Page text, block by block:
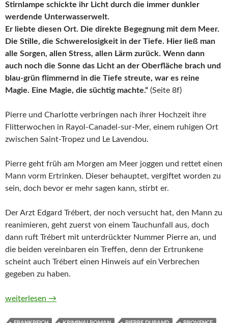
Stirnlampe schickte ihr Licht durch die immer dunkler
werdende Unterwasserwelt.
Er liebte diesen Ort. Die direkte Begegnung mit dem Meer.
Die Stille, die Schwerelosigkeit in der Tiefe. Hier ließ man
alle Sorgen, allen Stress, allen Lärm zurück. Wenn dann
auch noch die Sonne das Licht an der Oberfläche brach und
blau-grün flimmernd in die Tiefe streute, war es reine
Magie. Eine Magie, die süchtig machte.“ (Seite 8f)
Pierre und Charlotte verbringen nach ihrer Hochzeit ihre
Flitterwochen in Rayol-Canadel-sur-Mer, einem ruhigen Ort
zwischen Saint-Tropez und Le Lavendou.
Pierre geht früh am Morgen am Meer joggen und rettet einen
Mann vorm Ertrinken. Dieser behauptet, vergiftet worden zu
sein, doch bevor er mehr sagen kann, stirbt er.
Der Arzt Edgard Trébert, der noch versucht hat, den Mann zu
reanimieren, geht zuerst von einem Tauchunfall aus, doch
dann ruft Trébert mit unterdrückter Nummer Pierre an, und
die beiden vereinbaren ein Treffen, denn der Ertrunkene
scheint auch Trébert einen Hinweis auf ein Verbrechen
gegeben zu haben.
Provenzalische Flut. Ein Fall für Pierre Durand von Sophie
weiterlesen →